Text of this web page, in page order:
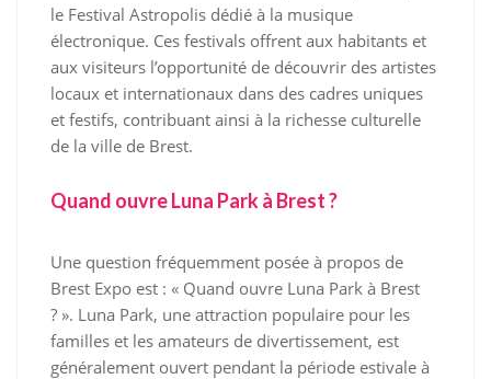
le Festival Astropolis dédié à la musique
électronique. Ces festivals offrent aux habitants et
aux visiteurs l’opportunité de découvrir des artistes
locaux et internationaux dans des cadres uniques
et festifs, contribuant ainsi à la richesse culturelle
de la ville de Brest.
Quand ouvre Luna Park à Brest ?
Une question fréquemment posée à propos de
Brest Expo est : « Quand ouvre Luna Park à Brest
? ». Luna Park, une attraction populaire pour les
familles et les amateurs de divertissement, est
généralement ouvert pendant la période estivale à